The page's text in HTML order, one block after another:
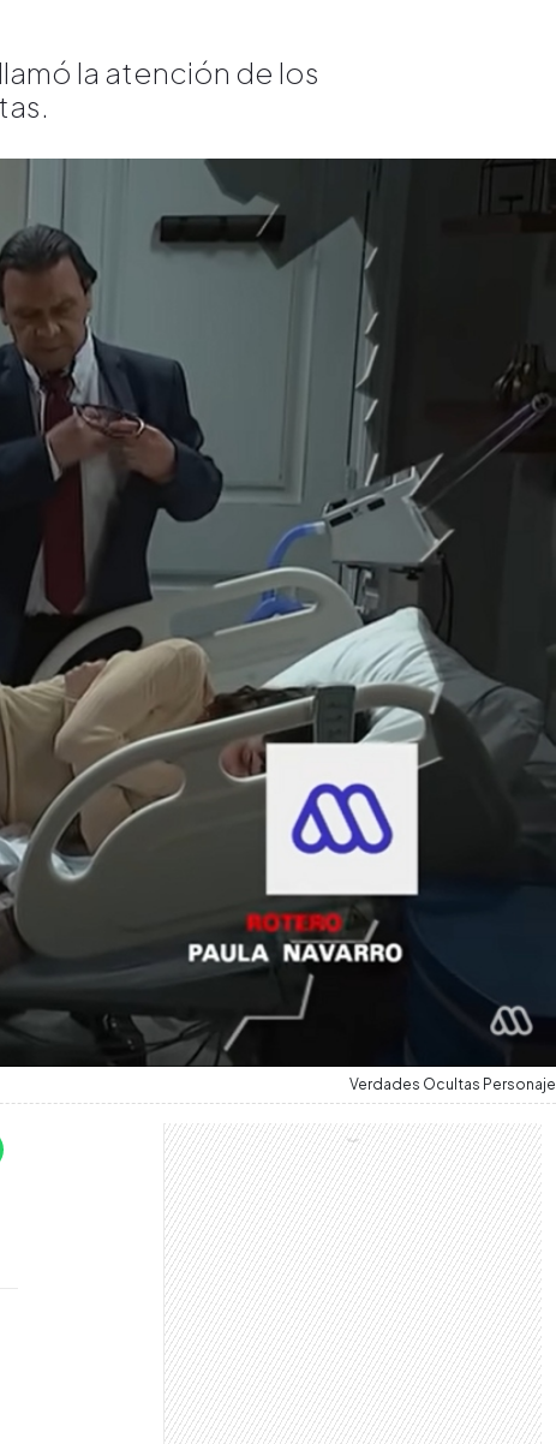
la atención de los
Verdades Ocultas Personaje